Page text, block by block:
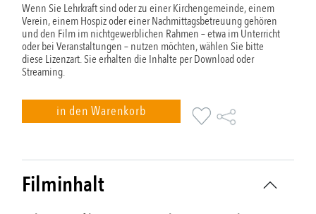
Wenn Sie Lehrkraft sind oder zu einer Kirchengemeinde, einem
Verein, einem Hospiz oder einer Nachmittagsbetreuung gehören
und den Film im nichtgewerblichen Rahmen – etwa im Unterricht
oder bei Veranstaltungen – nutzen möchten, wählen Sie bitte
diese Lizenzart. Sie erhalten die Inhalte per Download oder
Streaming.
in den Warenkorb
Filminhalt